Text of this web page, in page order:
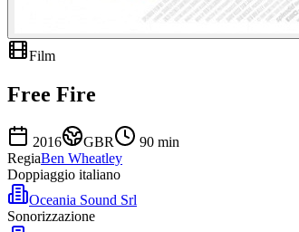
Film
Free Fire
2016 GBR 90 min
RegiaBen Wheatley
Doppiaggio italiano
Oceania Sound Srl
Sonorizzazione